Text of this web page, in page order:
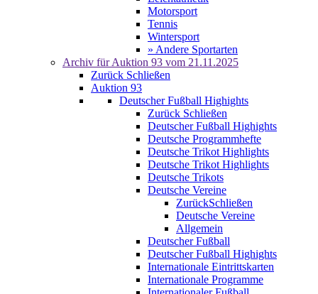
Motorsport
Tennis
Wintersport
» Andere Sportarten
Archiv für Auktion 93 vom 21.11.2025
Zurück Schließen
Auktion 93
Deutscher Fußball Highights
Zurück Schließen
Deutscher Fußball Highights
Deutsche Programmhefte
Deutsche Trikot Highlights
Deutsche Trikot Highlights
Deutsche Trikots
Deutsche Vereine
ZurückSchließen
Deutsche Vereine
Allgemein
Deutscher Fußball
Deutscher Fußball Highights
Internationale Eintrittskarten
Internationale Programme